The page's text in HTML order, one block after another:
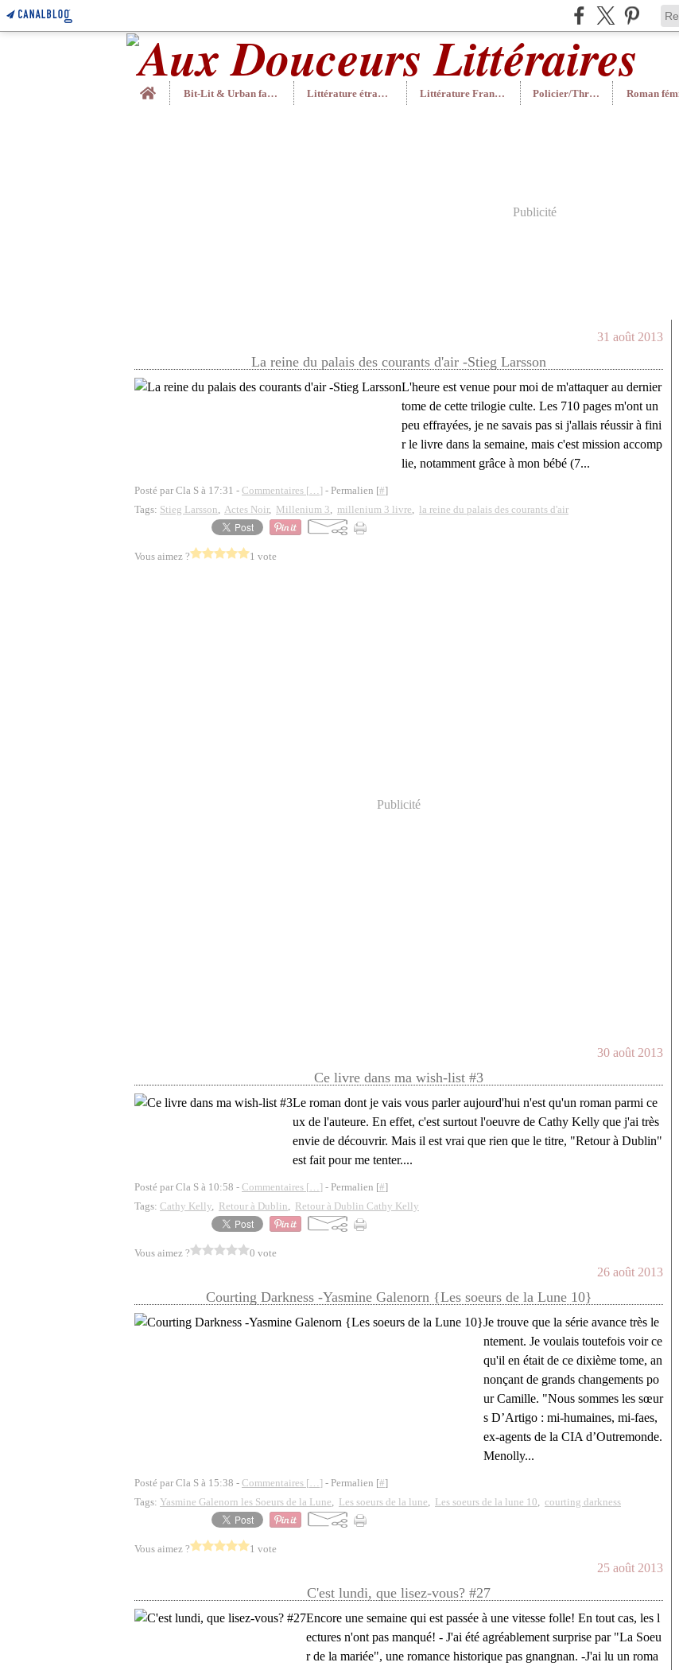
Home
Bit-Lit & Urban fantasy Littérature étrangère Littérature Française Policier/Thriller
Publicité
31 août 2013
La reine du palais des courants d'air -Stieg Larsson
L'heure est venue pour moi de m'attaquer au dernier
tome de cette trilogie culte. Les 710 pages m'ont un
peu effrayées, je ne savais pas si j'allais réussir à fini
r le livre dans la semaine, mais c'est mission accomp
lie, notamment grâce à mon bébé (7...
Posté par Cla S à 17:31 - Commentaires […] - Permalien [#]
Tags: Stieg Larsson, Actes Noir, Millenium 3, millenium 3 livre, la reine du palais des courants d'air
Vous aimez ? 1 vote
Publicité
30 août 2013
Ce livre dans ma wish-list #3
Le roman dont je vais vous parler aujourd'hui n'est qu'un roman parmi ce
ux de l'auteure. En effet, c'est surtout l'oeuvre de Cathy Kelly que j'ai très
envie de découvrir. Mais il est vrai que rien que le titre, "Retour à Dublin"
est fait pour me tenter....
Posté par Cla S à 10:58 - Commentaires […] - Permalien [#]
Tags: Cathy Kelly, Retour à Dublin, Retour à Dublin Cathy Kelly
Vous aimez ? 0 vote
26 août 2013
Courting Darkness -Yasmine Galenorn {Les soeurs de la Lune 10}
Je trouve que la série avance très le
ntement. Je voulais toutefois voir ce
qu'il en était de ce dixième tome, an
nonçant de grands changements po
ur Camille. "Nous sommes les sœur
s D’Artigo : mi-humaines, mi-faes,
ex-agents de la CIA d’Outremonde.
Menolly...
Posté par Cla S à 15:38 - Commentaires […] - Permalien [#]
Tags: Yasmine Galenorn les Soeurs de la Lune, Les soeurs de la lune, Les soeurs de la lune 10, courting darkness
Vous aimez ? 1 vote
25 août 2013
C'est lundi, que lisez-vous? #27
Encore une semaine qui est passée à une vitesse folle! En tout cas, les l
ectures n'ont pas manqué! - J'ai été agréablement surprise par "La Soeu
r de la mariée", une romance historique pas gnangnan. -J'ai lu un roma